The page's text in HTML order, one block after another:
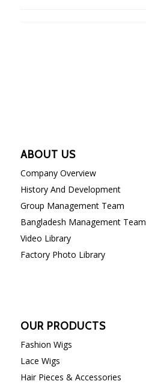
ABOUT US
Company Overview
History And Development
Group Management Team
Bangladesh Management Team
Video Library
Factory Photo Library
OUR PRODUCTS
Fashion Wigs
Lace Wigs
Hair Pieces & Accessories